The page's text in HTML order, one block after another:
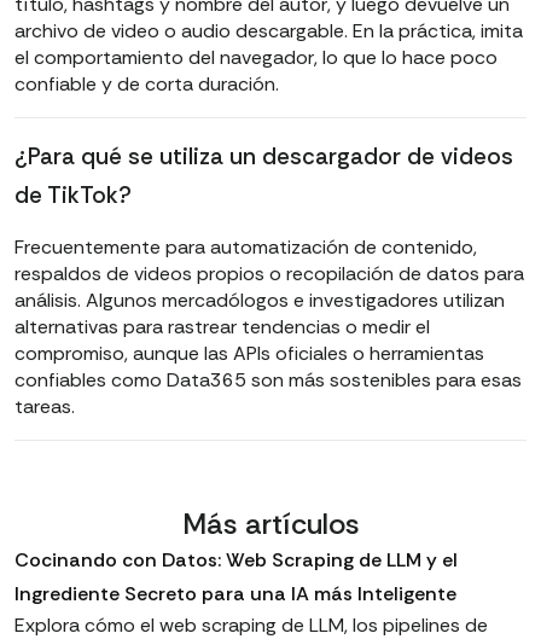
archivo de video o audio descargable. En la práctica, imita
el comportamiento del navegador, lo que lo hace poco
confiable y de corta duración.
¿Para qué se utiliza un descargador de videos
de TikTok?
Frecuentemente para automatización de contenido,
respaldos de videos propios o recopilación de datos para
análisis. Algunos mercadólogos e investigadores utilizan
alternativas para rastrear tendencias o medir el
compromiso, aunque las APIs oficiales o herramientas
confiables como Data365 son más sostenibles para esas
tareas.
Más artículos
Cocinando con Datos: Web Scraping de LLM y el
Ingrediente Secreto para una IA más Inteligente
Explora cómo el web scraping de LLM, los pipelines de